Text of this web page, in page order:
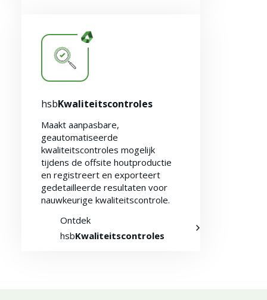
hsbKwaliteitscontroles
Maakt aanpasbare,
geautomatiseerde
kwaliteitscontroles mogelijk
tijdens de offsite houtproductie
en registreert en exporteert
gedetailleerde resultaten voor
nauwkeurige kwaliteitscontrole.
Ontdek
hsbKwaliteitscontroles